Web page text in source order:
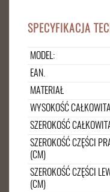
SPECYFIKACJA
MODEL:
EAN.
MATERIAŁ
WYSOKOŚĆ
SZEROKOŚĆ
SZEROKOŚĆ CZĘŚCI
(CM)
SZEROKOŚĆ CZĘŚCI
(CM)